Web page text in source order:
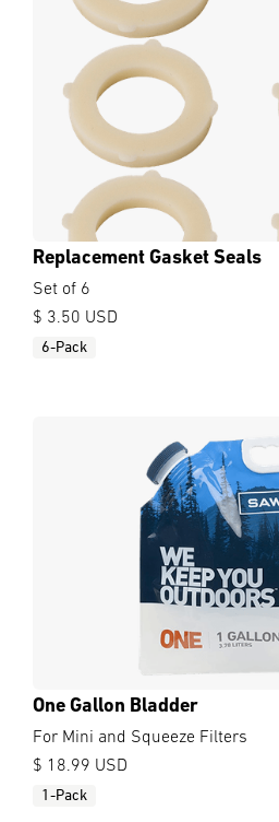
Replacement Gasket Seals
Set of 6
$ 3.50 USD
6-Pack
One Gallon Bladder
For Mini and Squeeze Filters
$ 18.99 USD
1-Pack